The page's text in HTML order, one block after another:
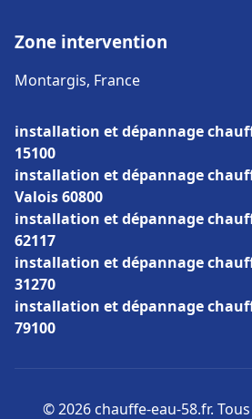
Zone intervention
Montargis, France
installation et dépannage
15100
installation et dépannage
Valois 60800
installation et dépannage
62117
installation et dépannage
31270
installation et dépannage
79100
© 2026 chauffe-eau-58.fr.